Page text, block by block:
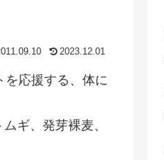
2023.12.01
を応援する、体に
ギ、発芽裸麦、